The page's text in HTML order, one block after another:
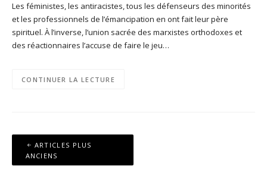
Les féministes, les antiracistes, tous les défenseurs des minorités
et les professionnels de l’émancipation en ont fait leur père
spirituel. À l’inverse, l’union sacrée des marxistes orthodoxes et
des réactionnaires l’accuse de faire le jeu…
CONTINUER LA LECTURE
Navigation
des
ARTICLES PLUS
ANCIENS